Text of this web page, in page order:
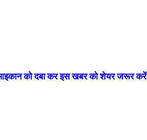
को दबा कर इस खबर को शेयर जरूर करें